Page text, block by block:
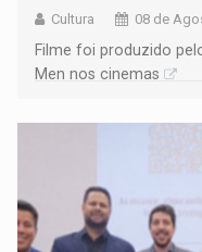
Cultura 08 de
Filme foi produzido
Men nos cinemas